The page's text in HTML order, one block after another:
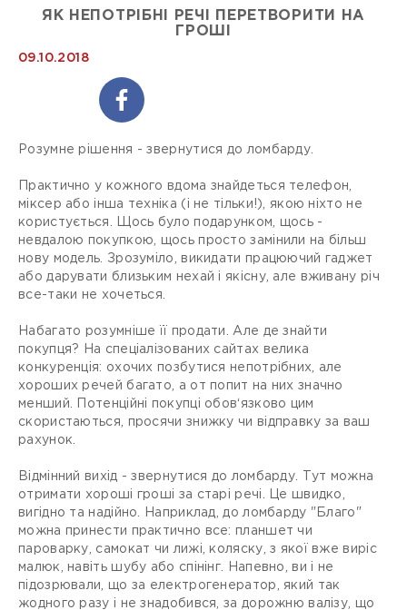
ЯК НЕПОТРІБНІ РЕЧІ ПЕРЕТВОРИТИ НА
ГРОШІ
09.10.2018
Розумне рішення - звернутися до ломбарду.
Практично у кожного вдома знайдеться телефон,
міксер або інша техніка (і не тільки!), якою ніхто не
користується. Щось було подарунком, щось -
невдалою покупкою, щось просто замінили на більш
нову модель. Зрозуміло, викидати працюючий гаджет
або дарувати близьким нехай і якісну, але вживану річ
все-таки не хочеться.
Набагато розумніше її продати. Але де знайти
покупця? На спеціалізованих сайтах велика
конкуренція: охочих позбутися непотрібних, але
хороших речей багато, а от попит на них значно
менший. Потенційні покупці обов‘язково цим
скористаються, просячи знижку чи відправку за ваш
рахунок.
Відмінний вихід - звернутися до ломбарду. Тут можна
отримати хороші гроші за старі речі. Це швидко,
вигідно та надійно. Наприклад, до ломбарду "Благо"
можна принести практично все: планшет чи
пароварку, самокат чи лижі, коляску, з якої вже виріс
малюк, навіть шубу або спінінг. Напевно, ви і не
підозрювали, що за електрогенератор, який так
жодного разу і не знадобився, за дорожню валізу, що